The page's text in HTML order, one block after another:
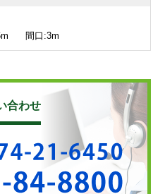
間口:3m
合わせ